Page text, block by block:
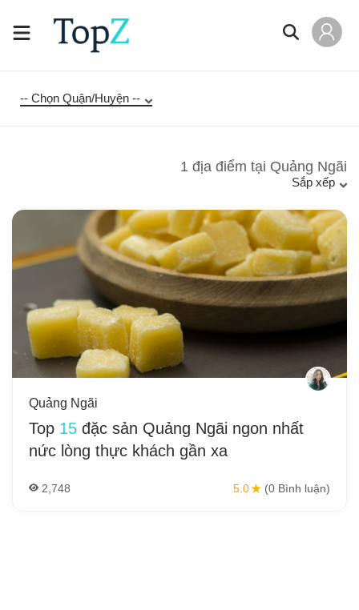
-- Chọn Quận/Huyện --
1 địa điểm tại Quảng Ngãi
Sắp xếp
Quảng Ngãi
Top 15 đặc sản Quảng Ngãi ngon nhất
nức lòng thực khách gần xa
2,748 5.0 (0 Bình luận)